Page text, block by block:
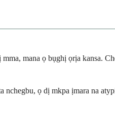
mana ọ bụghị ọrịa kansa.
ọ dị mkpa ịmara na